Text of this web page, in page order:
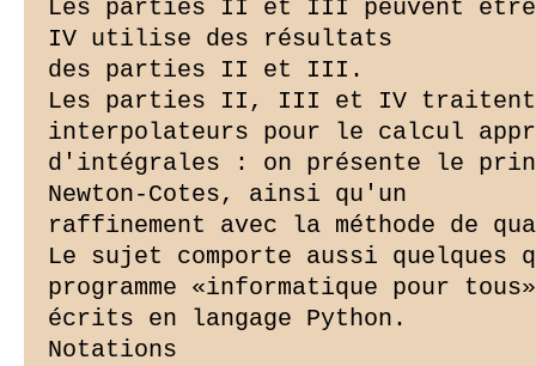
Les parties II et III peuvent être
IV utilise des résultats
des parties II et III.
Les parties II, III et IV traitent
interpolateurs pour le calcul
d'intégrales : on présente le
Newton-Cotes, ainsi qu'un
raffinement avec la méthode de
Le sujet comporte aussi
programme «informatique pour
écrits en langage Python.
Notations